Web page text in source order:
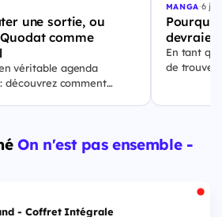
une sortie, ou
comme
véritable agenda
découvrez comment
MANGA·6
En tant
de trouver
On n'est pas ensemble -
- Coffret Intégrale